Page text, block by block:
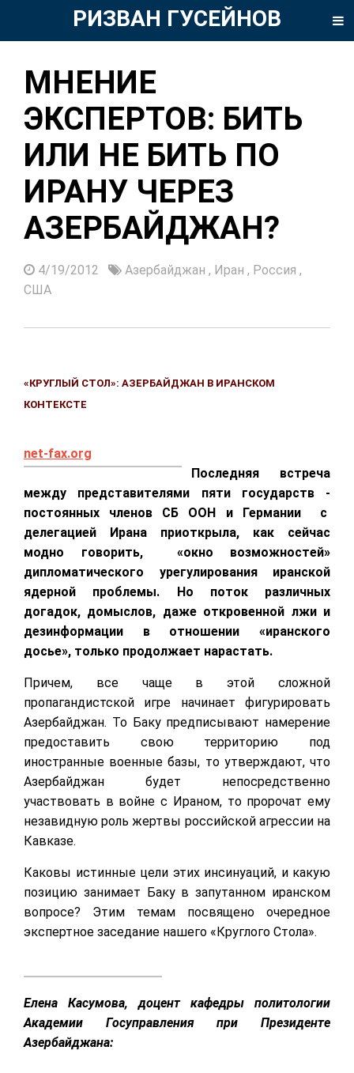
РИЗВАН ГУСЕЙНОВ
МНЕНИЕ
ЭКСПЕРТОВ: БИТЬ
ИЛИ НЕ БИТЬ ПО
ИРАНУ ЧЕРЕЗ
АЗЕРБАЙДЖАН?
4/19/2012 Азербайджан , Иран , Россия ,
США
«КРУГЛЫЙ СТОЛ»: АЗЕРБАЙДЖАН В ИРАНСКОМ
КОНТЕКСТЕ
net-fax.org
Последняя встреча
между представителями пяти государств -
постоянных членов СБ ООН и Германии с
делегацией Ирана приоткрыла, как сейчас
модно говорить, «окно возможностей»
дипломатического урегулирования иранской
ядерной проблемы. Но поток различных
догадок, домыслов, даже откровенной лжи и
дезинформации в отношении «иранского
досье», только продолжает нарастать.
Причем, все чаще в этой сложной
пропагандистской игре начинает фигурировать
Азербайджан. То Баку предписывают намерение
предоставить свою территорию под
иностранные военные базы, то утверждают, что
Азербайджан будет непосредственно
участвовать в войне с Ираном, то пророчат ему
незавидную роль жертвы российской агрессии на
Кавказе.
Каковы истинные цели этих инсинуаций, и какую
позицию занимает Баку в запутанном иранском
вопросе? Этим темам посвящено очередное
экспертное заседание нашего «Круглого Стола».
Елена Касумова, доцент кафедры политологии
Академии Госуправления при Президенте
Азербайджана: